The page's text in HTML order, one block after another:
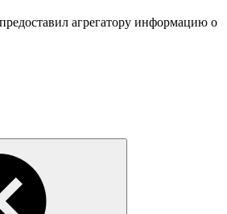
агрегатору информацию о